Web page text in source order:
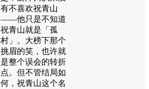
有不喜欢祝青山
——他只是不知道
祝青山就是「孤
村」。大榜下那个
挑眉的笑，也许就
是整个误会的转折
点。但不管结局如
何，祝青山这个名